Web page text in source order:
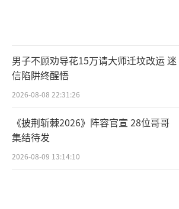
男子不顾劝导花15万请大师迁坟改运 迷
信陷阱终醒悟
2026-08-08 22:31:26
《披荆斩棘2026》阵容官宣 28位哥哥
集结待发
2026-08-09 13:14:10